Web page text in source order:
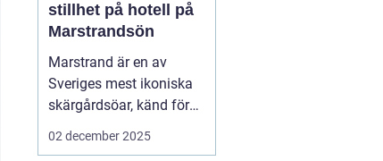
stillhet på hotell på
Marstrandsön
Marstrand är en av
Sveriges mest ikoniska
skärgårdsöar, känd för
sin rika historia,
02 december 2025